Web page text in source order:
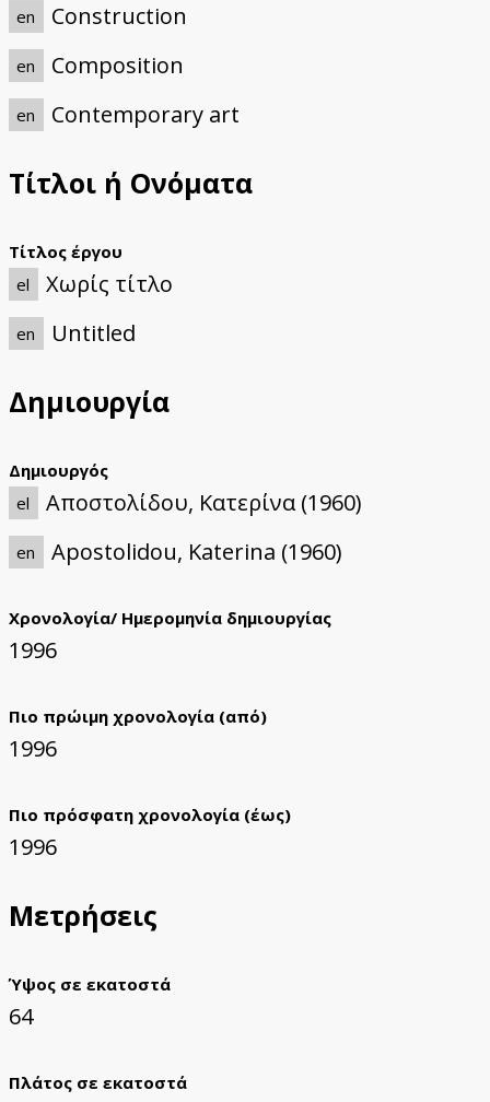
en Construction
en Composition
en Contemporary art
Τίτλοι ή Ονόματα
Τίτλος έργου
el
Χωρίς τίτλο
en Untitled
Δημιουργία
Δημιουργός
el
Αποστολίδου, Κατερίνα (1960)
en Apostolidou, Katerina (1960)
Χρονολογία/ Ημερομηνία δημιουργίας
1996
Πιο πρώιμη χρονολογία (από)
1996
Πιο πρόσφατη χρονολογία (έως)
1996
Μετρήσεις
Ύψος σε εκατοστά
64
Πλάτος σε εκατοστά